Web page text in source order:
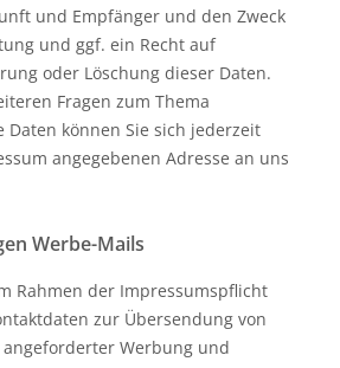
und Empfänger und den Zweck
und ggf. ein Recht auf
oder Löschung dieser Daten.
Fragen zum Thema
Daten können Sie sich jederzeit
angegebenen Adresse an uns
Werbe-Mails
Rahmen der Impressumspflicht
zur Übersendung von
Werbung und